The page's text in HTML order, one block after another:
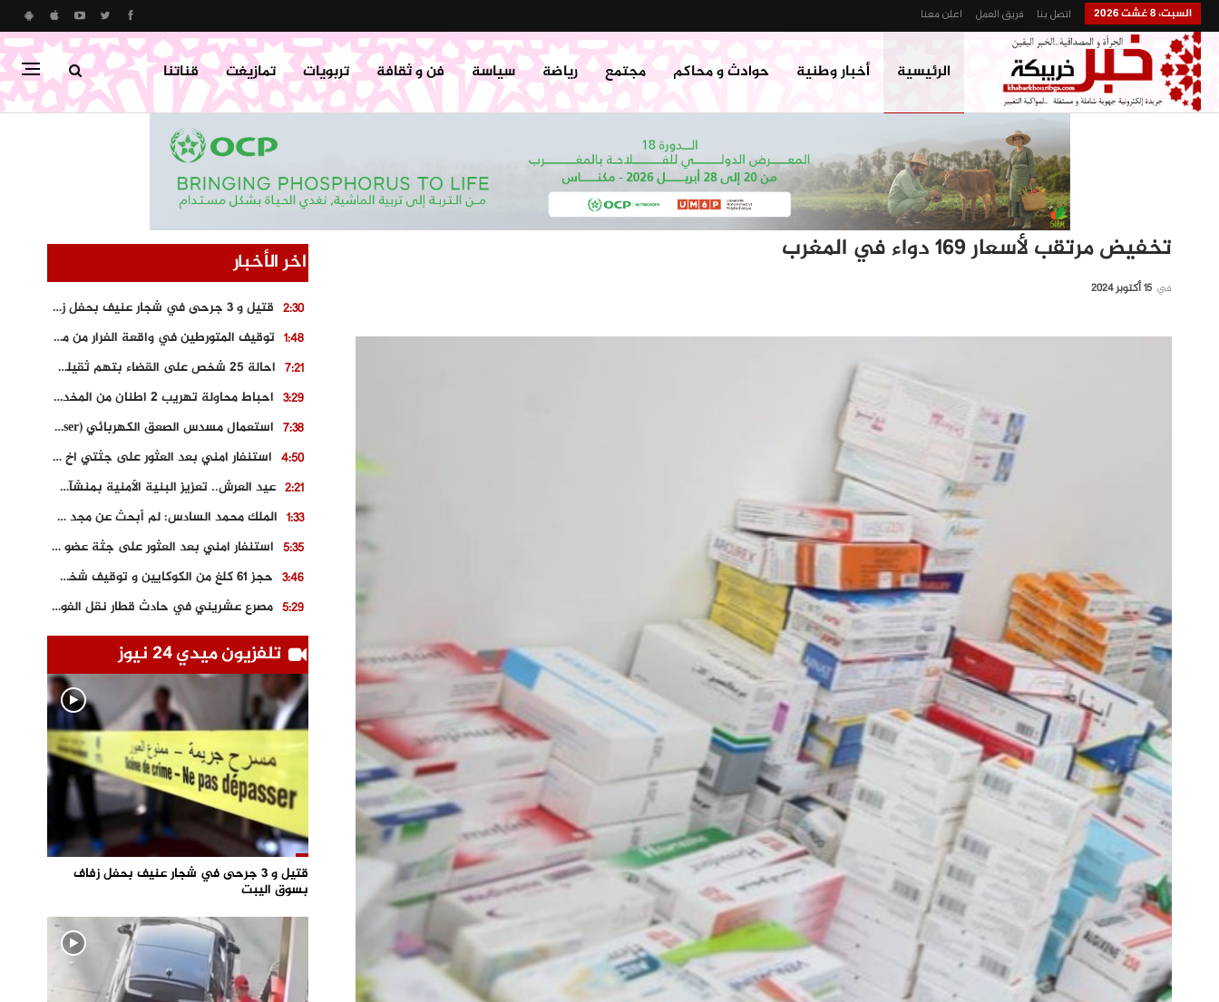
السبت، 8 غشت 2026 اتصل بنا فريق العمل اعلن معنا
الرئيسية أخبار وطنية حوادث و محاكم مجتمع رياضة سياسة فن و ثقافة تربويات تمازيغت قناتنا
تخفيض مرتقب لأسعار 169 دواء في المغرب
في 15 أكتوبر 2024
اخر الأخبار
2:30
قتيل و 3 جرحى في شجار عنيف بحفل زفاف بسوق اليبت
1:48
توقيف المتورطين في واقعة الفرار من محطة وقود و حجز السيارة
7:21
احالة 25 شخص على القضاء بتهم ثقيلة على خلفية احداث المناطق الشمالية
3:29
احباط محاولة تهريب 2 اطنان من المخدرات بتارودانت
7:38
استعمال مسدس الصعق الكهربائي (Taser) من اجل تحرير شابة محتجزة
4:50
استنفار امني بعد العثور على جثتي اخ و ابن صاحب مطعم اسماك مشهور بطنجة
2:21
عيد العرش.. تعزيز البنية الأمنية بمنشآت و مصالح جديدة بكل من الحسيمة – فاس و الناظور
1:33
الملك محمد السادس: لم أبحث عن مجد شخصي.. وهَمي كرامة المغاربة
5:35
استنفار امني بعد العثور على جثة عضو سابق في حزب المصباح بالقنيطرة..
3:46
حجز 61 كلغ من الكوكايين و توقيف شخصين بالكركرات
5:29
مصرع عشريني في حادث قطار نقل الفوسفاط..
9:18
العثور على سبعينية جثة هامدة بمقر سكناها بمراكش
6:56
3:02
مصرع شابة ثلاثينية إثر سقوط سيارتها من منحدر خطير بالجرف الأصفر
3:04
توقيف “رضى الطالياني” بتهمة القيادة في حالة سكر و رفضه الامتثال للأمن
تلفزيون ميدي 24 نيوز
قتيل و 3 جرحى في شجار عنيف بحفل زفاف
بسوق اليبت